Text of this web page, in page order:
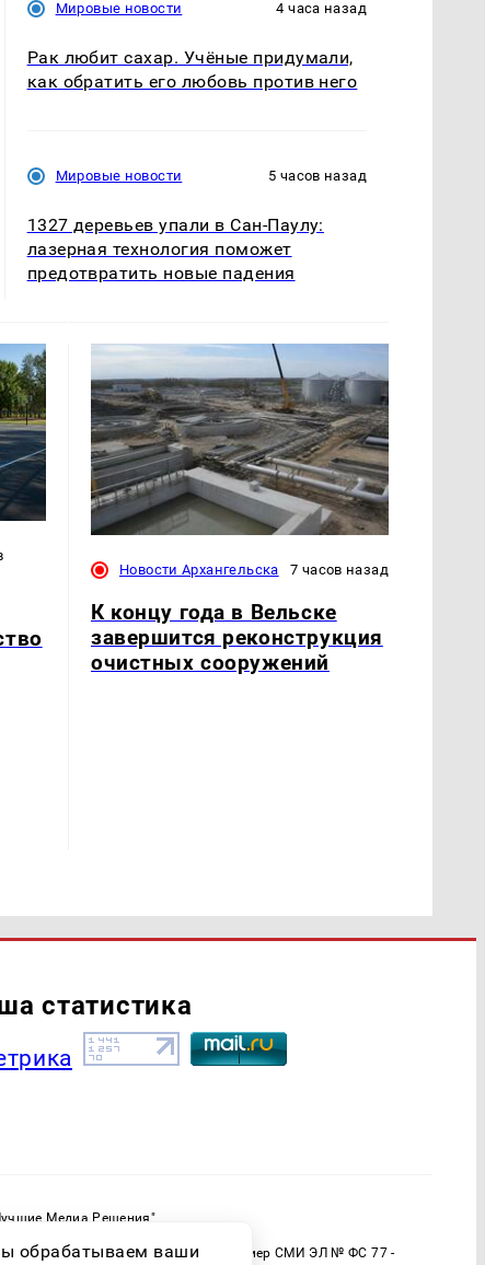
Мировые новости 4 часа назад
Рак любит сахар. Учёные придумали,
как обратить его любовь против него
Мировые новости 5 часов назад
1327 деревьев упали в Сан-Паулу:
лазерная технология поможет
предотвратить новые падения
Новости Архангельска 7 часов назад
К концу года в Вельске
завершится реконструкция
очистных сооружений
статистика
Медиа Решения"
Регистрационный номер СМИ ЭЛ № ФС 77 -
обрабатываем ваши